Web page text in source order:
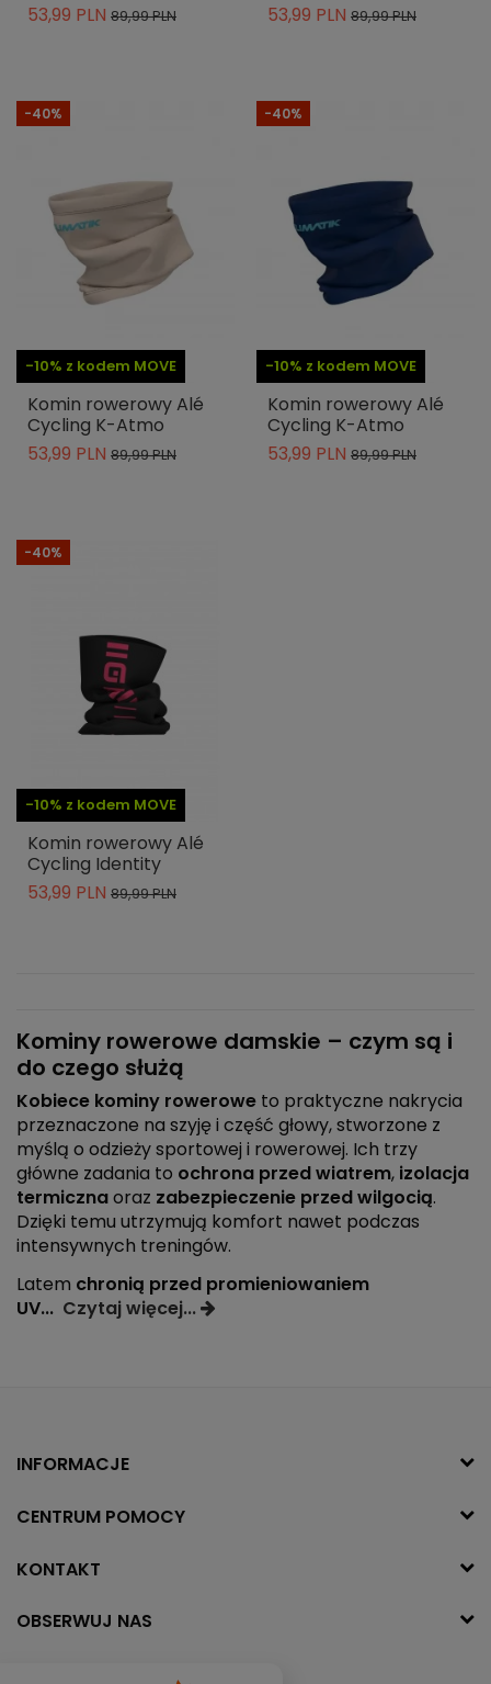
53,99 PLN 89,99 PLN
53,99 PLN 89,99 PLN
-10% z kodem MOVE
-40%
Komin rowerowy Alé
Cycling K-Atmo
53,99 PLN 89,99 PLN
-10% z kodem MOVE
-40%
Komin rowerowy Alé
Cycling K-Atmo
53,99 PLN 89,99 PLN
-10% z kodem MOVE
-40%
Komin rowerowy Alé
Cycling Identity
53,99 PLN 89,99 PLN
Kominy rowerowe damskie – czym są i
do czego służą
Kobiece kominy rowerowe to praktyczne nakrycia
przeznaczone na szyję i część głowy, stworzone z
myślą o odzieży sportowej i rowerowej. Ich trzy
główne zadania to ochrona przed wiatrem, izolacja
termicznaoraz zabezpieczenie przed wilgocią.
Dzięki temu utrzymują komfort nawet podczas
intensywnych treningów.
Latem chronią przed promieniowaniem
UV... Czytaj więcej...
INFORMACJE
CENTRUM POMOCY
KONTAKT
OBSERWUJ NAS